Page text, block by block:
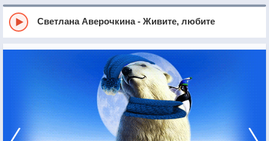
Светлана Аверочкина - Живите, любите